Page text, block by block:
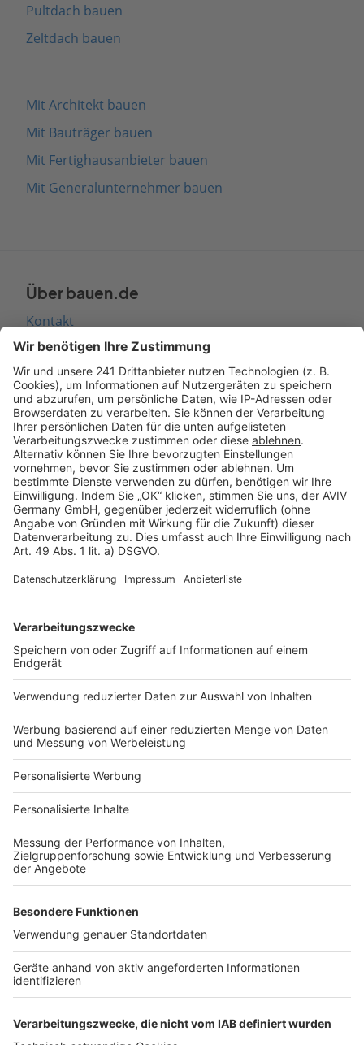
Pultdach bauen
Zeltdach bauen
Mit Architekt bauen
Mit Bauträger bauen
Mit Fertighausanbieter bauen
Mit Generalunternehmer bauen
Über bauen.de
Kontakt
Seitenaufbau
Barrierefreiheit
Cookie Einstellungen
Rechtliches
AGB-Übersicht
Datenschutz
Impressum
Services
Bauprojekt-Quiz
Häuser-Suche
Hausanbieter-Suche
Bauprojekt-Profil
Für Unternehmen
Ihre Baufirma auf bauen.de
Kostenloses Infogespräch